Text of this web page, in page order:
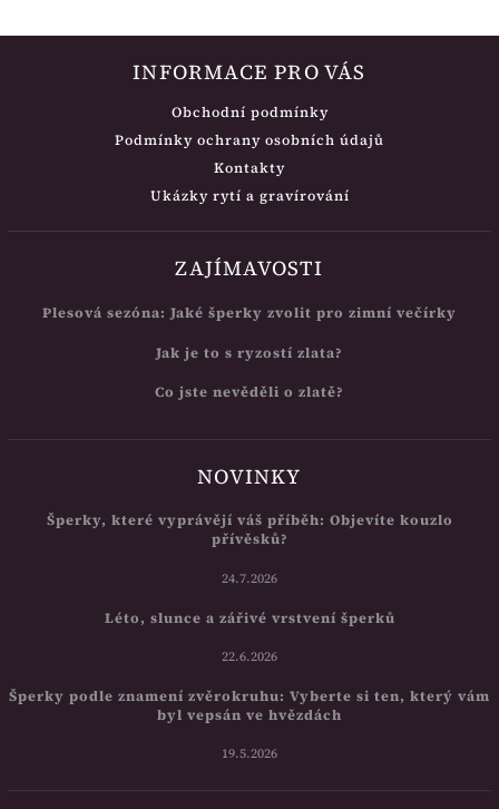
INFORMACE PRO VÁS
Obchodní podmínky
Podmínky ochrany osobních údajů
Kontakty
Ukázky rytí a gravírování
ZAJÍMAVOSTI
Plesová sezóna: Jaké šperky zvolit pro zimní večírky
Jak je to s ryzostí zlata?
Co jste nevěděli o zlatě?
NOVINKY
Šperky, které vyprávějí váš příběh: Objevíte kouzlo
přívěsků?
24.7.2026
Léto, slunce a zářivé vrstvení šperků
22.6.2026
Šperky podle znamení zvěrokruhu: Vyberte si ten, který vám
byl vepsán ve hvězdách
19.5.2026